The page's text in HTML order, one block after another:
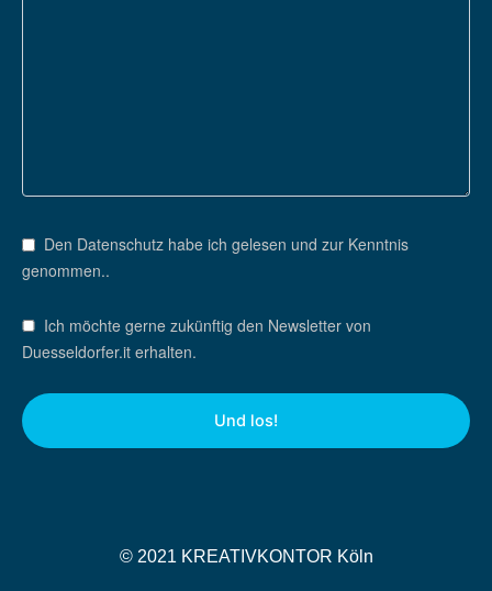
Den Datenschutz habe ich gelesen und zur Kenntnis
genommen..
Ich möchte gerne zukünftig den Newsletter von
Duesseldorfer.it erhalten.
© 2021 KREATIVKONTOR Köln